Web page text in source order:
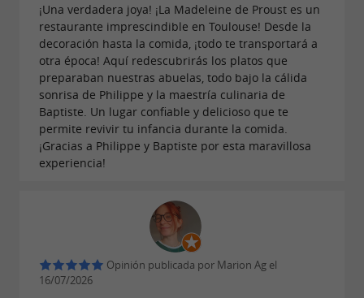
¡Una verdadera joya! ¡La Madeleine de Proust es un
restaurante imprescindible en Toulouse! Desde la
decoración hasta la comida, ¡todo te transportará a
otra época! Aquí redescubrirás los platos que
preparaban nuestras abuelas, todo bajo la cálida
sonrisa de Philippe y la maestría culinaria de
Baptiste. Un lugar confiable y delicioso que te
permite revivir tu infancia durante la comida.
¡Gracias a Philippe y Baptiste por esta maravillosa
experiencia!
Opinión publicada por Marion Ag el
16/07/2026